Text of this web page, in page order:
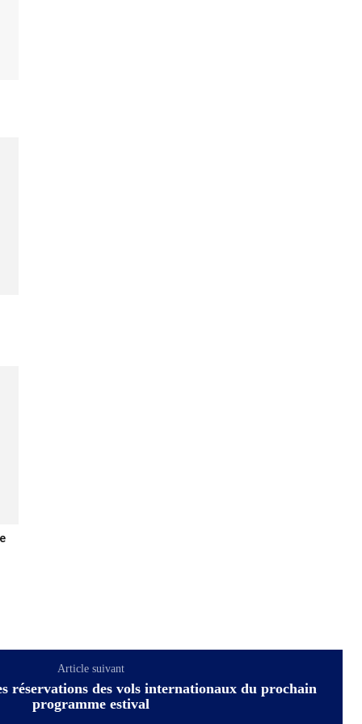
Article suivant
réservations des vols internationaux du prochain
programme estival